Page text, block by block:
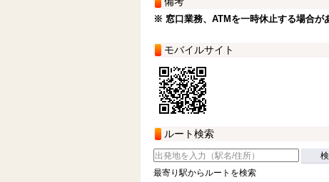
※ 窓口業務、ATMを一時休止する場合が
モバイルサイト
ルート検索
最寄り駅からルートを検索